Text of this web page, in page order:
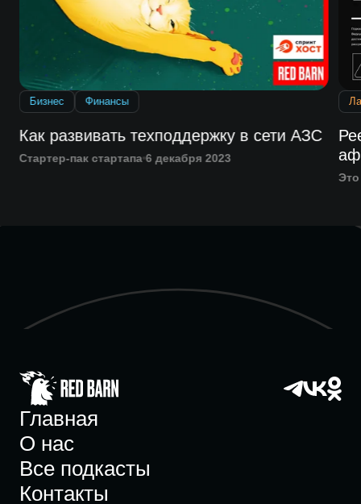
Бизнес Финансы
Как развивать техподдержку в сети АЗС
Стартер-пак стартапа 6 декабря 2023
Это
Главная
О нас
Все подкасты
Контакты